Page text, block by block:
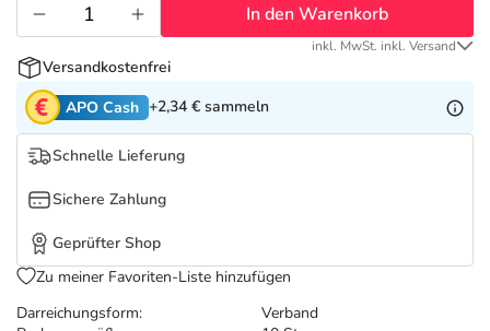
Tierapotheke
Vitamine & Mineralstoffe
Marken
Salus Deals
Darreichungsform:
Verband
In den Warenkorb
inkl. MwSt. inkl. Versand
Versandkostenfrei
APO Cash +2,34 € sammeln
Schnelle Lieferung
Sichere Zahlung
Geprüfter Shop
Zu meiner Favoriten-Liste hinzufügen